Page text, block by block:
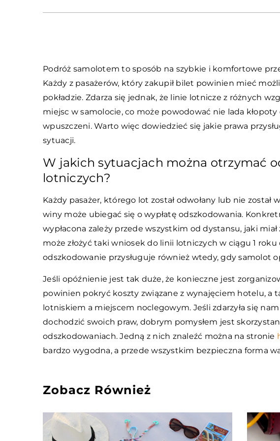
Podróż samolotem to sposób na szybkie i komfortowe
Każdy z pasażerów, który zakupił bilet powinien mieć
pokładzie. Zdarza się jednak, że linie lotnicze z różnych
miejsc w samolocie, co może powodować nie lada
wpuszczeni. Warto więc dowiedzieć się jakie prawa
sytuacji.
W jakich sytuacjach można otrzymać
lotniczych?
Każdy pasażer, którego lot został odwołany lub nie został
winy może ubiegać się o wypłatę odszkodowania.
wypłacona zależy przede wszystkim od dystansu, jaki
może złożyć taki wniosek do linii lotniczych w ciągu 1 roku
odszkodowanie przysługuje również wtedy, gdy samolot
Jeśli opóźnienie jest tak duże, że konieczne jest
powinien pokryć koszty związane z wynajęciem hotelu, a
lotniskiem a miejscem noclegowym. Jeśli zdarzyła się
dochodzić swoich praw, dobrym pomysłem jest
odszkodowaniach. Jedną z nich znaleźć można na stronie
bardzo wygodna, a przede wszystkim bezpieczna forma
Zobacz Również